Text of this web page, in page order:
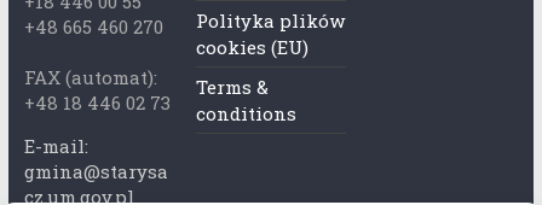
+48 665 460 270
FAX (automat):
+48 18 446 02 73
E-mail:
gmina@starysa
cz.um.gov.pl
Polityka plików
cookies (EU)
Terms &
conditions